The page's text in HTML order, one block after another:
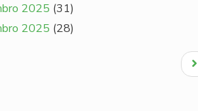
2025 (31)
2025 (28)